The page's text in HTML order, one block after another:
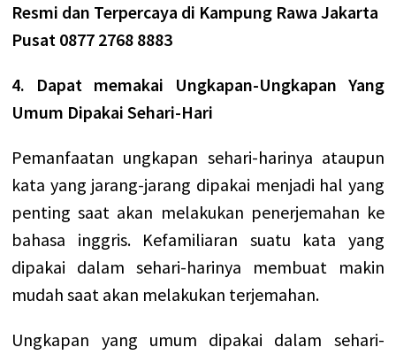
Resmi dan Terpercaya di Kampung Rawa Jakarta
Pusat 0877 2768 8883
4. Dapat memakai Ungkapan-Ungkapan Yang
Umum Dipakai Sehari-Hari
Pemanfaatan ungkapan sehari-harinya ataupun
kata yang jarang-jarang dipakai menjadi hal yang
penting saat akan melakukan penerjemahan ke
bahasa inggris. Kefamiliaran suatu kata yang
dipakai dalam sehari-harinya membuat makin
mudah saat akan melakukan terjemahan.
Ungkapan yang umum dipakai dalam sehari-